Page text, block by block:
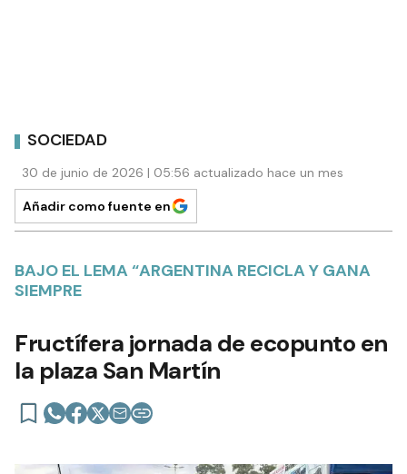
SOCIEDAD
30 de junio de 2026 | 05:56 actualizado hace un mes
Añadir como fuente en
BAJO EL LEMA “ARGENTINA RECICLA Y GANA
SIEMPRE
Fructífera jornada de ecopunto en
la plaza San Martín